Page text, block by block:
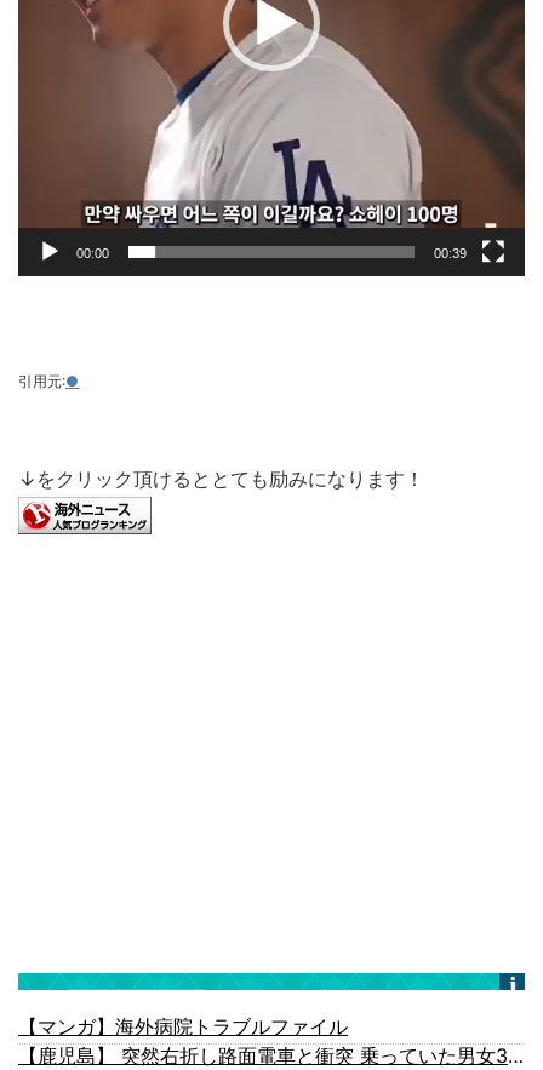
00:00 00:39
引用元:●
↓をクリック頂けるととても励みになります！
【マンガ】海外病院トラブルファイル
【鹿児島】 突然右折し路面電車と衝突 乗っていた男女3人は車を放置しダッシュで逃走中